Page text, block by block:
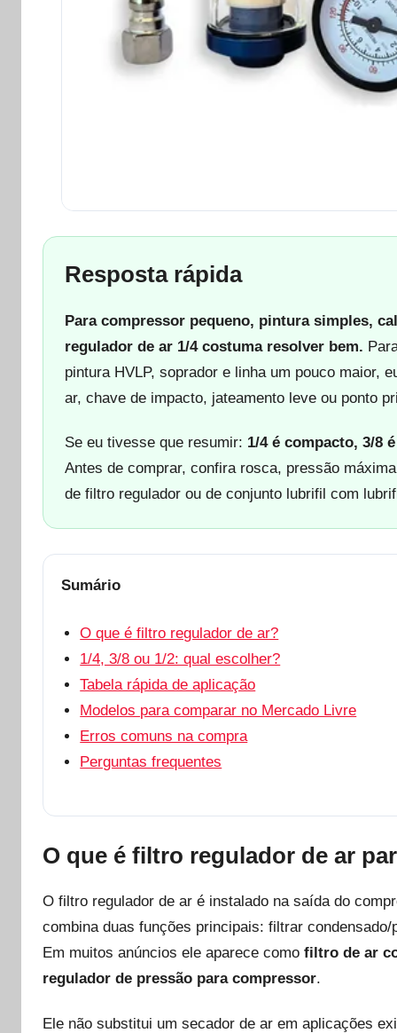
Resposta rápida
Para compressor pequeno, pintura simples,
regulador de ar 1/4 costuma resolver bem.
pintura HVLP, soprador e linha um pouco maior,
ar, chave de impacto, jateamento leve ou ponto
Se eu tivesse que resumir: 1/4 é compacto, 3/8
Antes de comprar, confira rosca, pressão
de filtro regulador ou de conjunto lubrifil com
Sumário
O que é filtro regulador de ar?
1/4, 3/8 ou 1/2: qual escolher?
Tabela rápida de aplicação
Modelos para comparar no Mercado Livre
Erros comuns na compra
Perguntas frequentes
O que é filtro regulador de ar
O filtro regulador de ar é instalado na saída do
combina duas funções principais: filtrar
Em muitos anúncios ele aparece como filtro de ar
regulador de pressão para compressor.
Ele não substitui um secador de ar em aplicações